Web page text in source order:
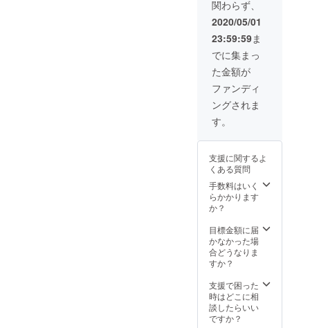
希望の
お名前
をご記
入くだ
さい。
サイト
内への
氏名or
ニック
ネーム
の記載
とお礼
のメー
ルもさ
せてい
※支援
ず備考
欄にご
希望の
お名前
をご記
さい。
関わらず、
2020/05/01
23:59:59ま
でに集まっ
た金額が
ファンディ
ングされま
す。
支援に関するよ
くある質問
手数料はいく
らかかります
か？
目標金額に届
かなかった場
合どうなりま
すか？
支援で困った
時はどこに相
談したらいい
ですか？